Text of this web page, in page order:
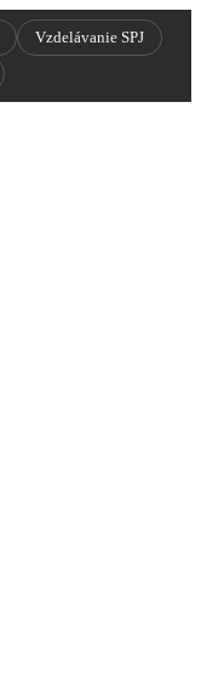
Vzdelávanie SPJ